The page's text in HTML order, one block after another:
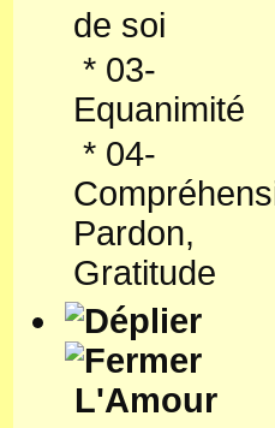
de soi
* 03-
Equanimité
* 04-
Pardon,
Gratitude
L'Amour